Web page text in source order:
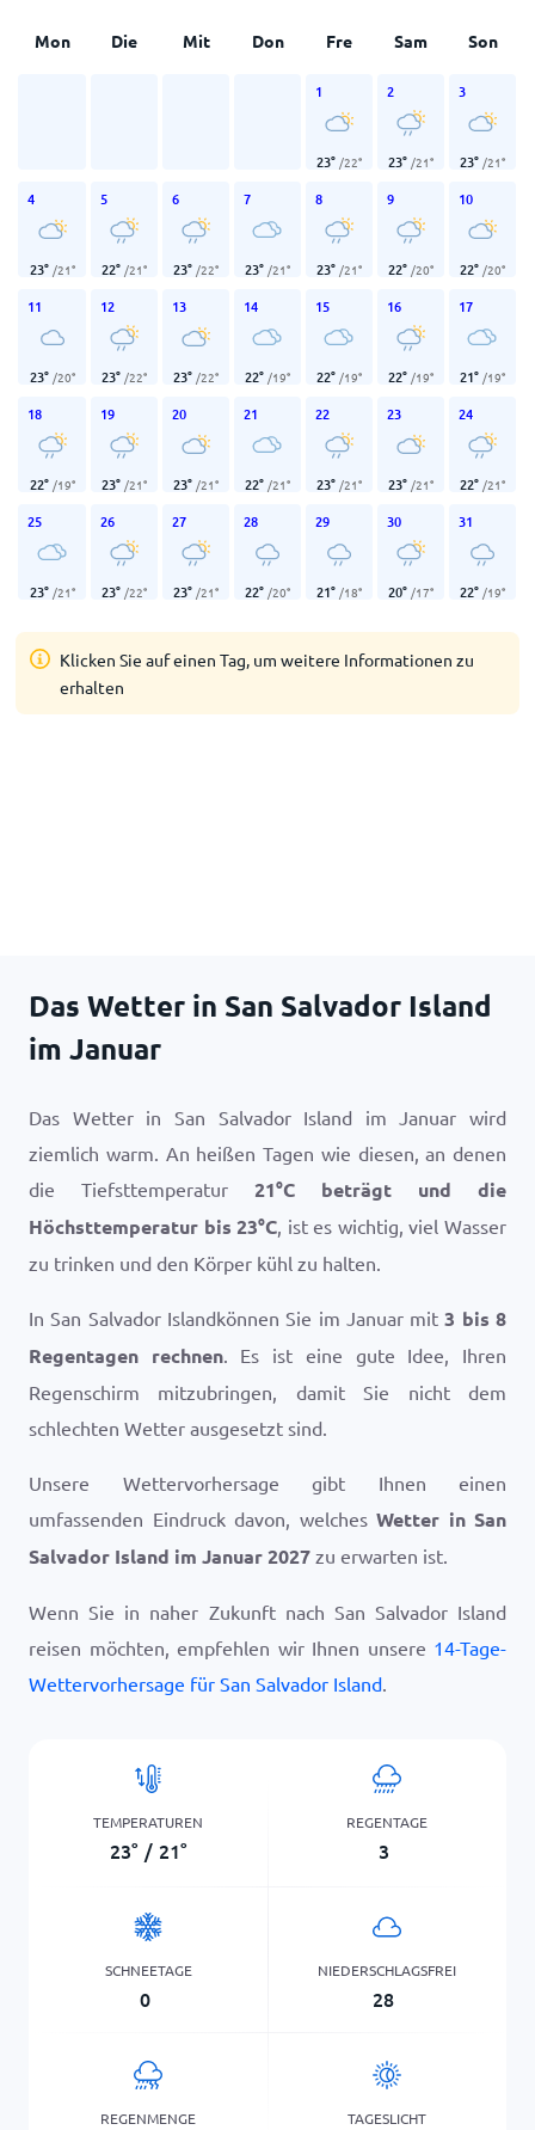
Mon Die Mit Don Fre Sam Son
1
23° /22°
2
23° /21°
3
23° /21°
4
23° /21°
5
22° /21°
6
23° /22°
7
23° /21°
8
23° /21°
9
22° /20°
10
22° /20°
11
23° /20°
12
23° /22°
13
23° /22°
14
22° /19°
15
22° /19°
16
22° /19°
17
21° /19°
18
22° /19°
19
23° /21°
20
23° /21°
21
22° /21°
22
23° /21°
23
23° /21°
24
22° /21°
25
23° /21°
26
23° /22°
27
23° /21°
28
22° /20°
29
21° /18°
30
20° /17°
31
22° /19°
Klicken Sie auf einen Tag, um weitere Informationen zu
erhalten
Das Wetter in San Salvador Island
im Januar
Das Wetter in San Salvador Island im Januar wird
ziemlich warm. An heißen Tagen wie diesen, an denen
die Tiefsttemperatur 21°C beträgt und die
Höchsttemperatur bis23°C, ist es wichtig, viel Wasser
zu trinken und den Körper kühl zu halten.
In San Salvador Islandkönnen Sie im Januar mit3 bis 8
Regentagen rechnen. Es ist eine gute Idee, Ihren
Regenschirm mitzubringen, damit Sie nicht dem
schlechten Wetter ausgesetzt sind.
Unsere Wettervorhersage gibt Ihnen einen
umfassenden Eindruck davon, welches Wetter in San
Salvador Island im Januar 2027 zu erwarten ist.
Wenn Sie in naher Zukunft nach San Salvador Island
reisen möchten, empfehlen wir Ihnen unsere 14-Tage-
Wettervorhersage für San Salvador Island.
TEMPERATUREN
23° / 21°
REGENTAGE
3
SCHNEETAGE
0
NIEDERSCHLAGSFREI
28
REGENMENGE TAGESLICHT